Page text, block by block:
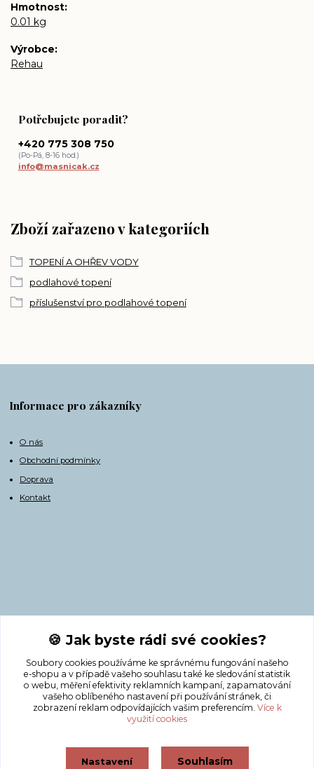
Hmotnost
0.01 kg
Výrobce
Rehau
Zboží zařazeno v kategoriích
TOPENÍ A OHŘEV VODY
podlahové topení
příslušenství pro podlahové topení
Potřebujete poradit?
+420 775 308 750
(Po-Pá, 8-16 hod.)
info@masnicak.cz
Informace pro zákazníky
O nás
Obchodní podmínky
Doprava
Kontakt
Kontakty
+420 775 308 750
info@masnicak.cz
🍪 Jak byste rádi své cookies?
Soubory cookies používáme ke správnému fungování našeho
e-shopu a v případě vašeho souhlasu také ke sledování statistik
o webu, měření efektivity reklamních kampaní, zapamatování
vašeho oblíbeného nastavení při používání stránek, či
zobrazení reklam odpovídajících vašim preferencím. Více k
využití cookies
Nastavení Souhlasím